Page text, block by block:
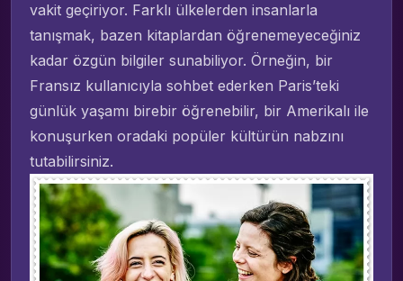
vakit geçiriyor. Farklı ülkelerden insanlarla
tanışmak, bazen kitaplardan öğrenemeyeceğiniz
kadar özgün bilgiler sunabiliyor. Örneğin, bir
Fransız kullanıcıyla sohbet ederken Paris’teki
günlük yaşamı birebir öğrenebilir, bir Amerikalı ile
konuşurken oradaki popüler kültürün nabzını
tutabilirsiniz.